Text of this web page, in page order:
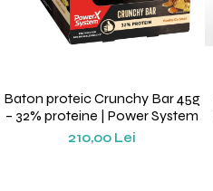
Baton proteic Crunchy Bar 45g
– 32% proteine | Power System
210,00 Lei